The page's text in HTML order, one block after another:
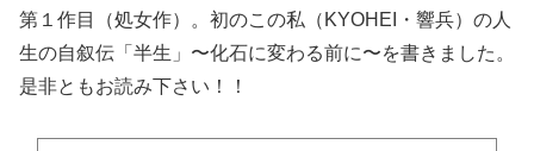
第１作目（処女作）。初のこの私（KYOHEI・響兵）の人
生の自叙伝「半生」〜化石に変わる前に〜を書きました。
是非ともお読み下さい！！